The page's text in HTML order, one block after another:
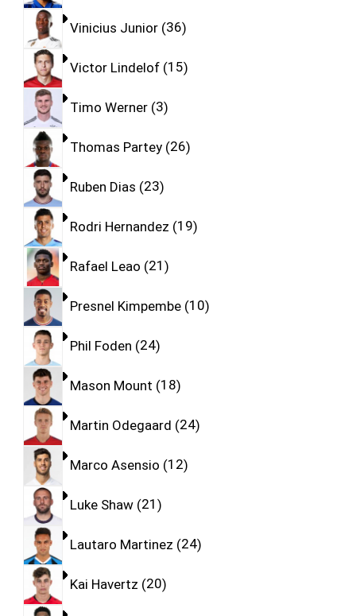
Vinicius Junior 36
Victor Lindelof 15
Timo Werner 3
Thomas Partey 26
Ruben Dias 23
Rodri Hernandez 19
Rafael Leao 21
Presnel Kimpembe 10
Phil Foden 24
Mason Mount 18
Martin Odegaard 24
Marco Asensio 12
Luke Shaw 21
Lautaro Martinez 24
Kai Havertz 20